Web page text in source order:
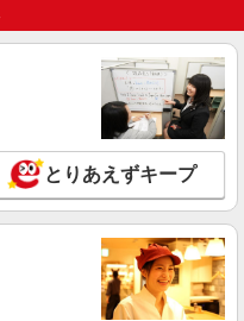
とりあえずキープ